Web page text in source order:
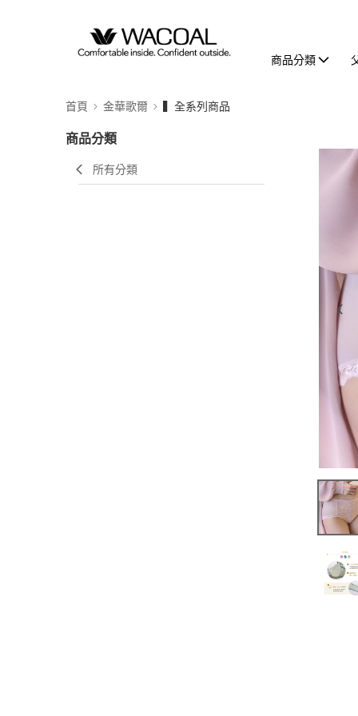
商品分類
首頁 金華歌爾 ▍全系列商品
商品分類
所有分類